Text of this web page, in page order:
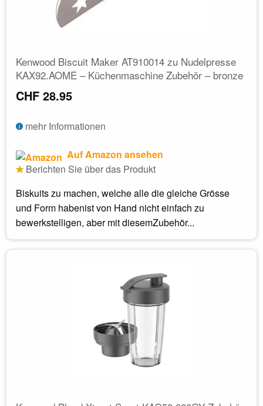
Kenwood Biscuit Maker AT910014 zu Nudelpresse
KAX92.AOME – Küchenmaschine Zubehör – bronze
CHF 28.95
mehr Informationen
Auf Amazon ansehen
Berichten Sie über das Produkt
Biskuits zu machen, welche alle die gleiche Grösse
und Form habenist von Hand nicht einfach zu
bewerkstelligen, aber mit diesemZubehör...